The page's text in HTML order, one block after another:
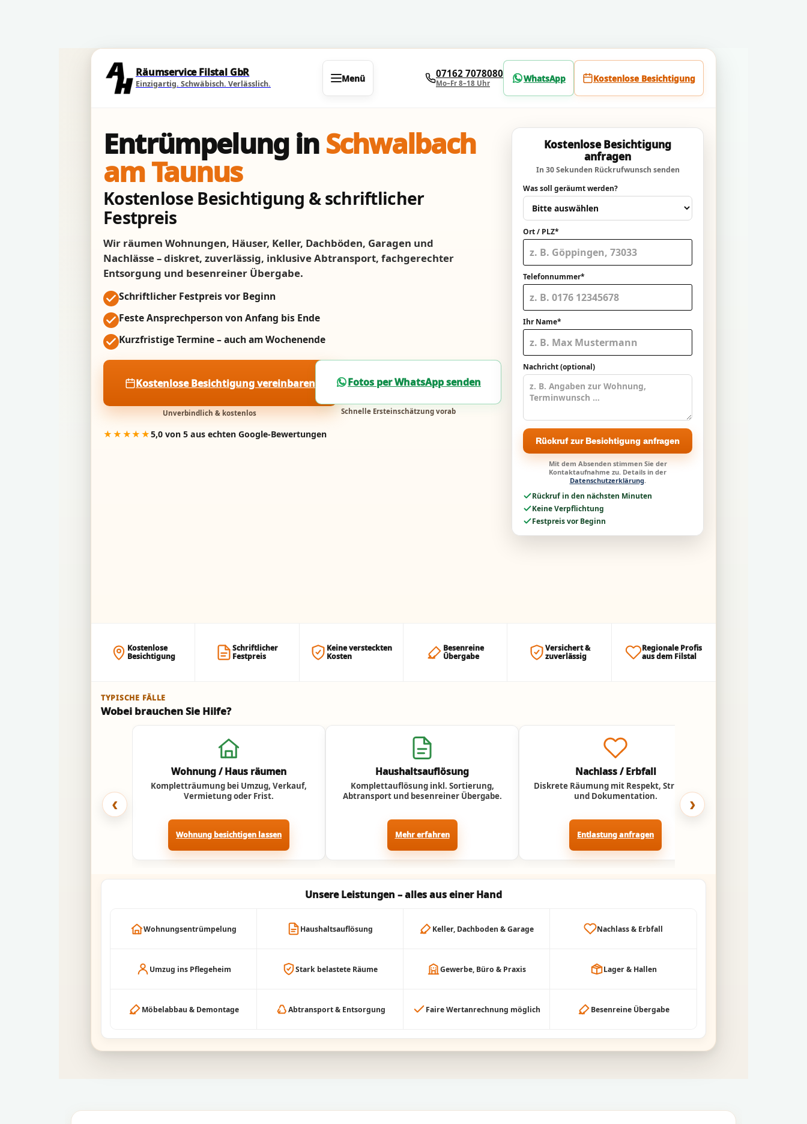
Räumservice Filstal GbR
Einzigartig. Schwäbisch. Verlässlich. Menü 07162 7078080
Mo–Fr 8–18 Uhr WhatsApp Kostenlose Besichtigung
Entrümpelung inSchwalbach
am Taunus
Kostenlose Besichtigung & schriftlicher
Festpreis
Wir räumen Wohnungen, Häuser, Keller, Dachböden, Garagen und
Nachlässe – diskret, zuverlässig, inklusive Abtransport, fachgerechter
Entsorgung und besenreiner Übergabe.
Schriftlicher Festpreis vor Beginn
Feste Ansprechperson von Anfang bis Ende
Kurzfristige Termine – auch am Wochenende
Kostenlose Besichtigung vereinbaren
Unverbindlich & kostenlos
Fotos per WhatsApp senden
Schnelle Ersteinschätzung vorab
★★★★★5,0 von 5 aus echten Google-Bewertungen
Kostenlose Besichtigung
anfragen
In 30 Sekunden Rückrufwunsch senden
Was soll geräumt werden?
Ort / PLZ*
Telefonnummer*
Ihr Name*
Nachricht (optional)
Rückruf zur Besichtigung anfragen
Mit dem Absenden stimmen Sie der
Kontaktaufnahme zu. Details in der
Datenschutzerklärung.
Rückruf in den nächsten Minuten
Keine Verpflichtung
Festpreis vor Beginn
Kostenlose
Besichtigung
Schriftlicher
Festpreis
Keine versteckten
Kosten
Besenreine
Übergabe
Versichert &
zuverlässig
Regionale Profis
aus dem Filstal
TYPISCHE FÄLLE
Wobei brauchen Sie Hilfe?
‹
Wohnung / Haus räumen
Kompletträumung bei Umzug, Verkauf,
Vermietung oder Frist.
Wohnung besichtigen lassen
Haushaltsauflösung
Komplettauflösung inkl. Sortierung,
Abtransport und besenreiner Übergabe.
Mehr erfahren
Nachlass / Erbfall
Diskrete Räumung mit Respekt, Struktur
und Dokumentation.
Entlastung anfragen
›
Unsere Leistungen – alles aus einer Hand
Wohnungsentrümpelung Haushaltsauflösung Keller, Dachboden & Garage Nachlass & Erbfall
Umzug ins Pflegeheim Stark belastete Räume Gewerbe, Büro & Praxis Lager & Hallen
Möbelabbau & Demontage Abtransport & Entsorgung Faire Wertanrechnung möglich Besenreine Übergabe